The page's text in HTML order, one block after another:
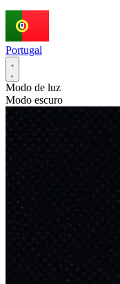
Portugal
Modo de luz
Modo escuro